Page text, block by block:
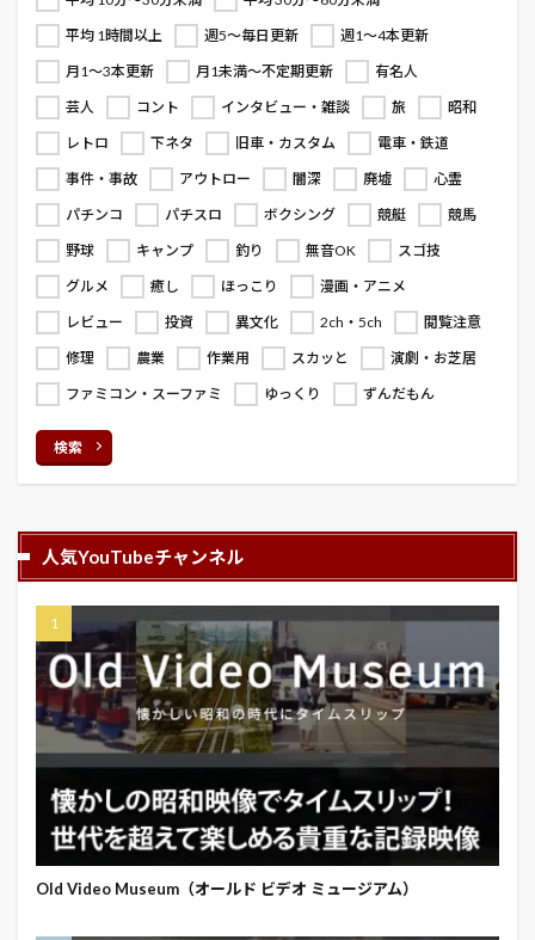
平均 1時間以上
週5～毎日更新
週1～4本更新
月1～3本更新
月1未満～不定期更新
有名人
芸人
コント インタビュー・雑談 旅
昭和
レトロ
下ネタ 旧車・カスタム
電車・鉄道
事件・事故
アウトロー 闇深 廃墟
心霊
パチンコ
パチスロ ボクシング 競艇
競馬
野球
キャンプ 釣り 無音OK
スゴ技
グルメ
癒し ほっこり
漫画・アニメ
レビュー
投資 異文化 2ch・5ch
閲覧注意
修理
農業 作業用 スカッと
演劇・お芝居
ファミコン・スーファミ
ゆっくり ずんだもん
検索
人気YouTubeチャンネル
Old Video Museum（オールド ビデオ ミュージアム）